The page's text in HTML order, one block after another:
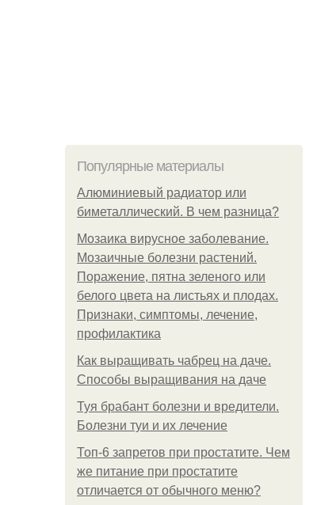
Популярные материалы
Алюминиевый радиатор или
биметаллический. В чем разница?
Мозаика вирусное заболевание.
Мозаичные болезни растений.
Поражение, пятна зеленого или
белого цвета на листьях и плодах.
Признаки, симптомы, лечение,
профилактика
Как выращивать чабрец на даче.
Способы выращивания на даче
Туя брабант болезни и вредители.
Болезни туи и их лечение
Топ-6 запретов при простатите. Чем
же питание при простатите
отличается от обычного меню?